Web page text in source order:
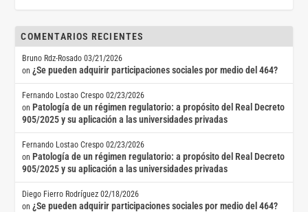
COMENTARIOS RECIENTES
Bruno Rdz-Rosado 03/21/2026
on¿Se pueden adquirir participaciones sociales por medio del 464?
Fernando Lostao Crespo 02/23/2026
on Patología de un régimen regulatorio: a propósito del Real Decreto
905/2025 y su aplicación a las universidades privadas
Fernando Lostao Crespo 02/23/2026
on Patología de un régimen regulatorio: a propósito del Real Decreto
905/2025 y su aplicación a las universidades privadas
Diego Fierro Rodríguez 02/18/2026
on¿Se pueden adquirir participaciones sociales por medio del 464?